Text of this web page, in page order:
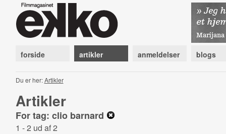
forside artikler anmeldelser blogs
Du er her:Artikler
Artikler
For tag: clio barnard
1 - 2 ud af 2